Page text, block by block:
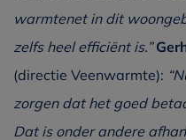
warmtenet in dit
zelfs heel efficiënt is.”
(directie Veenwarmte):
zorgen dat het goed
Dat is onder andere